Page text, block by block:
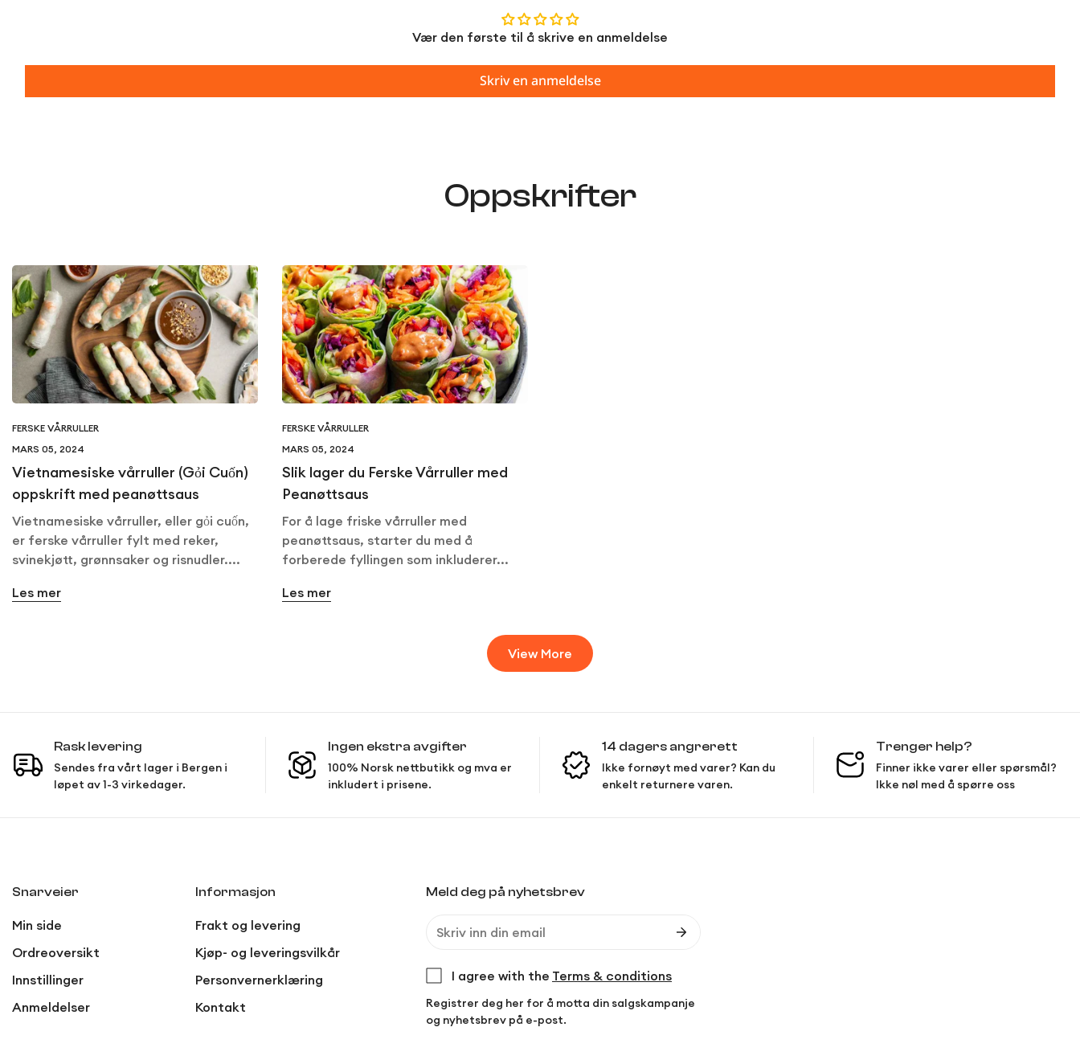
Vær den første til å skrive en anmeldelse
Skriv en anmeldelse
Oppskrifter
FERSKE VÅRRULLER
MARS 05, 2024
Vietnamesiske vårruller (Gỏi Cuốn)
oppskrift med peanøttsaus
Vietnamesiske vårruller, eller gỏi cuốn,
er ferske vårruller fylt med reker,
svinekjøtt, grønnsaker og risnudler....
Les mer
FERSKE VÅRRULLER
MARS 05, 2024
Slik lager du Ferske Vårruller med
Peanøttsaus
For å lage friske vårruller med
peanøttsaus, starter du med å
forberede fyllingen som inkluderer...
Les mer
View More
Rask levering
Sendes fra vårt lager i Bergen i
løpet av 1-3 virkedager.
Ingen ekstra avgifter
100% Norsk nettbutikk og mva er
inkludert i prisene.
14 dagers angrerett
Ikke fornøyt med varer? Kan du
enkelt returnere varen.
Trenger help?
Finner ikke varer eller spørsmål?
Ikke nøl med å spørre oss
Snarveier
Min side
Ordreoversikt
Innstillinger
Anmeldelser
Informasjon
Frakt og levering
Kjøp- og leveringsvilkår
Personvernerklæring
Kontakt
Meld deg på nyhetsbrev
I agree with the Terms & conditions
Registrer deg her for å motta din salgskampanje
og nyhetsbrev på e-post.